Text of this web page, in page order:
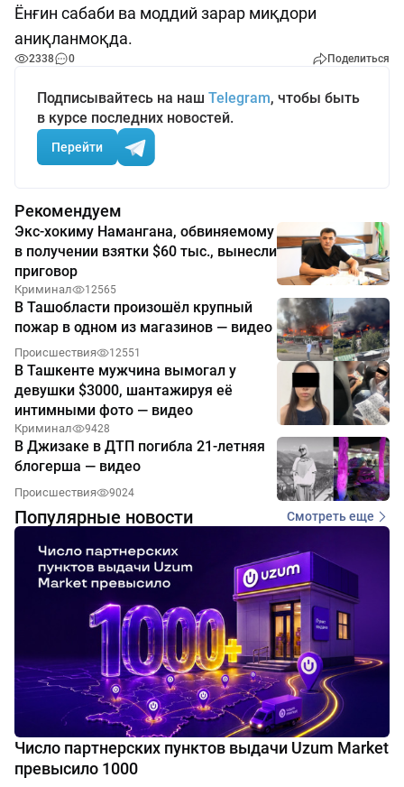
Ёнғин сабаби ва моддий зарар миқдори
аниқланмоқда.
2338 0 Поделиться
Подписывайтесь на наш Telegram, чтобы быть
в курсе последних новостей.
Перейти
Рекомендуем
Экс-хокиму Намангана, обвиняемому
в получении взятки $60 тыс., вынесли
приговор
Криминал 12565
В Ташобласти произошёл крупный
пожар в одном из магазинов — видео
Происшествия 12551
В Ташкенте мужчина вымогал у
девушки $3000, шантажируя её
интимными фото — видео
Криминал 9428
В Джизаке в ДТП погибла 21-летняя
блогерша — видео
Происшествия 9024
Популярные новости Смотреть еще
Число партнерских пунктов выдачи Uzum Market
превысило 1000